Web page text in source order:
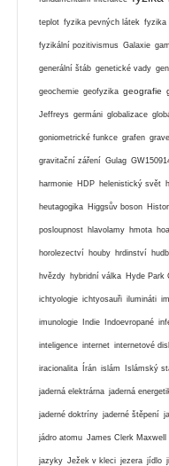
teplot fyzika pevných látek fyzika
fyzikální pozitivismus Galaxie
generální štáb genetické vady
geochemie geofyzika geografie
Jeffreys germáni globalizace
goniometrické funkce grafen
gravitační záření Gulag
harmonie HDP helenistický svět
heutagogika Higgsův boson
posloupnost hlavolamy hmota
horolezectví houby hrdinství
hvězdy hybridní válka Hyde Park
ichtyologie ichtyosauři ilumináti
imunologie Indie Indoevropané
inteligence internet internetové
iracionalita Írán islám Islámský
jaderná elektrárna jaderná
jaderné doktríny jaderné štěpení
jádro atomu James Clerk Maxwell
jazyky Ježek v kleci jezera jídlo